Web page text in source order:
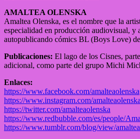
AMALTEA OLENSKA
Amaltea Olenska, es el nombre que la
especialidad en producción audiovisual, y
autopublicando cómics BL (Boys Love)
Publicaciones: El lago de los Cisnes,
adicional, como parte del grupo Michi
Enlaces:
https://www.facebook.com/amalteaolenska
https://www.instagram.com/amalteaolenska
https://twitter.com/amalteaolenska
https://www.redbubble.com/es/people/
https://www.tumblr.com/blog/view/